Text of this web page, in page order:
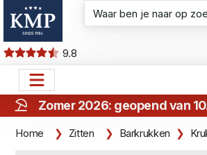
9.8
Zomer 2026: geopend van
Home Zitten Barkrukken